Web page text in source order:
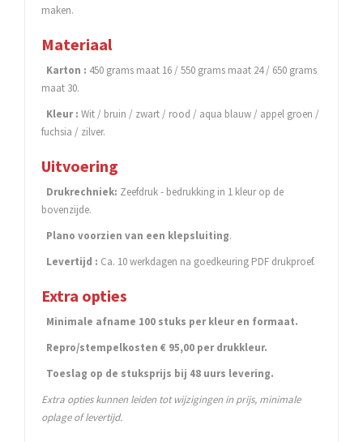
maken.
Materiaal
Karton : 450 grams maat 16 / 550 grams maat 24 / 650 grams
maat 30.
Kleur : Wit / bruin / zwart / rood / aqua blauw / appel groen /
fuchsia / zilver.
Uitvoering
Drukrechniek: Zeefdruk - bedrukking in 1 kleur op de
bovenzijde.
Plano voorzien van een klepsluiting.
Levertijd : Ca. 10 werkdagen na goedkeuring PDF drukproef.
Extra opties
Minimale afname 100 stuks per kleur en formaat.
Repro/stempelkosten € 95,00 per drukkleur.
Toeslag op de stuksprijs bij 48 uurs levering.
Extra opties kunnen leiden tot wijzigingen in prijs, minimale
oplage of levertijd.